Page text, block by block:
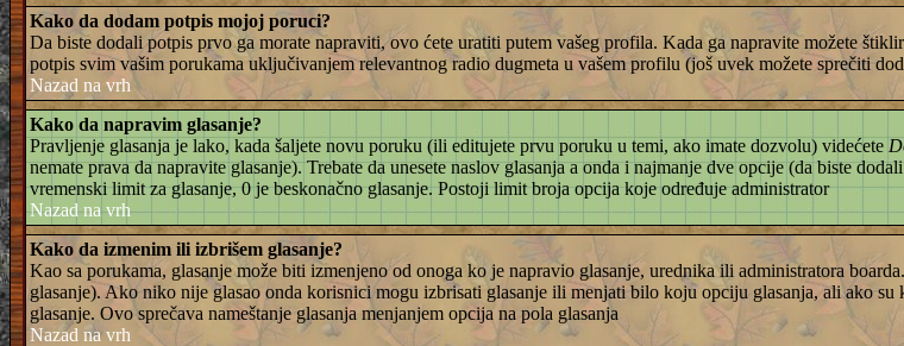
Kako da dodam potpis mojoj poruci?
Da biste dodali potpis prvo ga morate napraviti, ovo ćete uratiti putem vašeg profila. Kada ga napravite možete
potpis svim vašim porukama uključivanjem relevantnog radio dugmeta u vašem profilu (još uvek možete sprečiti
Nazad na vrh
Kako da napravim glasanje?
Pravljenje glasanja je lako, kada šaljete novu poruku (ili editujete prvu poruku u temi, ako imate dozvolu) videćete
nemate prava da napravite glasanje). Trebate da unesete naslov glasanja a onda i najmanje dve opcije (da biste
vremenski limit za glasanje, 0 je beskonačno glasanje. Postoji limit broja opcija koje određuje administrator
Nazad na vrh
Kako da izmenim ili izbrišem glasanje?
Kao sa porukama, glasanje može biti izmenjeno od onoga ko je napravio glasanje, urednika ili administratora
glasanje). Ako niko nije glasao onda korisnici mogu izbrisati glasanje ili menjati bilo koju opciju glasanja, ali ako
glasanje. Ovo sprečava nameštanje glasanja menjanjem opcija na pola glasanja
Nazad na vrh